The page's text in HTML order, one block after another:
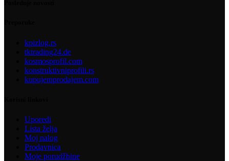
kpizlog.rs
tktrading24.de
kosmosprofil.com
konstruktivniprofili.rs
kupujemprodajem.com
Uporedi
Lista želja
Moj nalog
Prodavnica
Moje porudžbine